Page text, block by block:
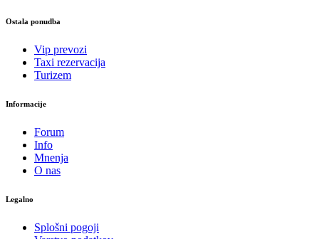
Ostala ponudba
Vip prevozi
Taxi rezervacija
Turizem
Informacije
Forum
Info
Mnenja
O nas
Legalno
Splošni pogoji